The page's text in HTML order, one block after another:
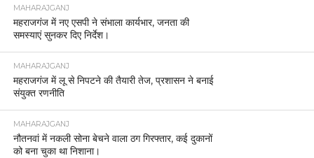
MAHARAJGANJ
महराजगंज में नए एसपी ने संभाला कार्यभार, जनता की
समस्याएं सुनकर दिए निर्देश।
MAHARAJGANJ
महराजगंज में लू से निपटने की तैयारी तेज, प्रशासन ने बनाई
संयुक्त रणनीति
MAHARAJGANJ
नौतनवां में नकली सोना बेचने वाला ठग गिरफ्तार, कई दुकानों
को बना चुका था निशाना।